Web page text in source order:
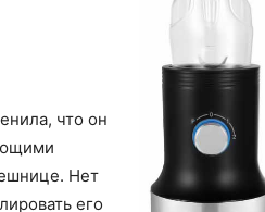
что он
Нет
его